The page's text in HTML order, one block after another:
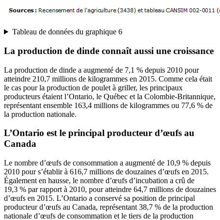
Tableau de données du graphique 6
La production de dinde connaît aussi une croissance
La production de dinde a augmenté de 7,1 % depuis 2010 pour
atteindre 210,7 millions de kilogrammes en 2015. Comme cela était
le cas pour la production de poulet à griller, les principaux
producteurs étaient l’Ontario, le Québec et la Colombie-Britannique,
représentant ensemble 163,4 millions de kilogrammes ou 77,6 % de
la production nationale.
L’Ontario est le principal producteur d’œufs au
Canada
Le nombre d’œufs de consommation a augmenté de 10,9 % depuis
2010 pour s’établir à 616,7 millions de douzaines d’œufs en 2015.
Également en hausse, le nombre d’œufs d’incubation a crû de
19,3 % par rapport à 2010, pour atteindre 64,7 millions de douzaines
d’œufs en 2015. L’Ontario a conservé sa position de principal
producteur d’œufs au Canada, représentant 38,7 % de la production
nationale d’œufs de consommation et le tiers de la production